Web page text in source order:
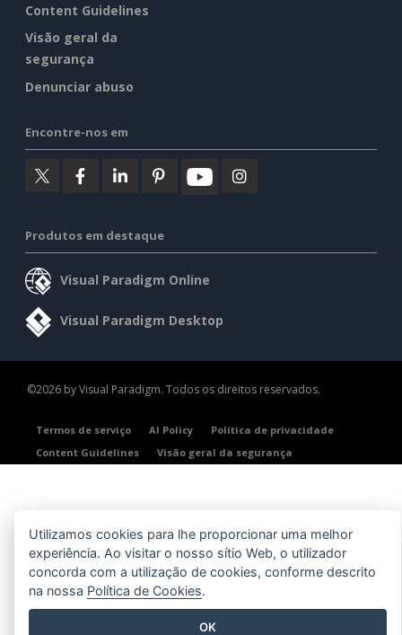
Content Guidelines
Visão geral da
segurança
Denunciar abuso
Encontre-nos em
Produtos em destaque
Visual Paradigm Online
Visual Paradigm Desktop
©2026 by Visual Paradigm. Todos os direitos reservados.
Termos de serviço AI Policy
Política de privacidade
Content Guidelines
Visão geral da segurança
Utilizamos cookies para lhe proporcionar uma melhor
experiência. Ao visitar o nosso sítio Web, o utilizador
concorda com a utilização de cookies, conforme descrito
na nossa Política de Cookies.
OK